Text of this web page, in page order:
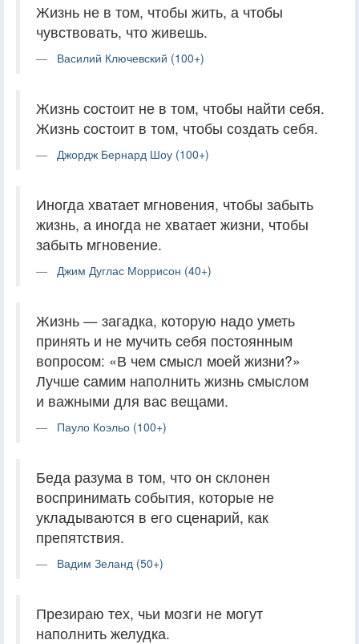
Жизнь не в том, чтобы жить, а чтобы
чувствовать, что живешь.
Василий Ключевский (100+)
Жизнь состоит не в том, чтобы найти себя.
Жизнь состоит в том, чтобы создать себя.
Джордж Бернард Шоу (100+)
Иногда хватает мгновения, чтобы забыть
жизнь, а иногда не хватает жизни, чтобы
забыть мгновение.
Джим Дуглас Моррисон (40+)
Жизнь — загадка, которую надо уметь
принять и не мучить себя постоянным
вопросом: «В чем смысл моей жизни?»
Лучше самим наполнить жизнь смыслом
и важными для вас вещами.
Пауло Коэльо (100+)
Беда разума в том, что он склонен
воспринимать события, которые не
укладываются в его сценарий, как
препятствия.
Вадим Зеланд (50+)
Презираю тех, чьи мозги не могут
наполнить желудка.